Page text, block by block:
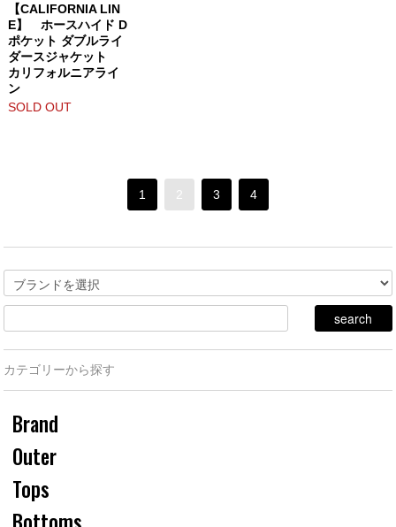
【CALIFORNIA LIN
E】 ホースハイド D
ポケット ダブルライ
ダースジャケット
カリフォルニアライ
ン
SOLD OUT
1 2 3 4
カテゴリーから探す
Brand
Outer
Tops